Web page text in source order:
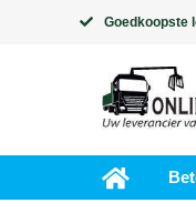
Goedkoopste